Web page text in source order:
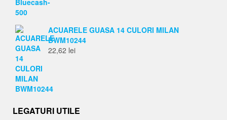
ACUARELE GUASA 14 CULORI MILAN
BWM10244
22,62 lei
LEGATURI UTILE